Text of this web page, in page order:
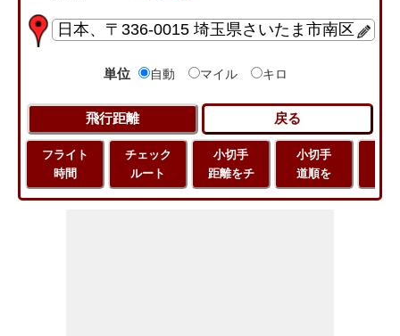
単位 自動 マイル キロ
フライト
時間
チェック
ルート
小切手
距離をチ
小切手
道順を